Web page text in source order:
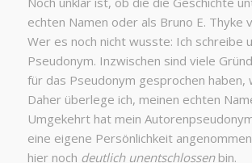
echten Namen oder als Bruno E. Thyke
Wer es noch nicht wusste: Ich schreibe
Pseudonym. Inzwischen sind viele
für das Pseudonym gesprochen haben,
Daher überlege ich, meinen echten
Umgekehrt hat mein
eine eigene Persönlichkeit
hier noch deutlich unentschlossenbin.